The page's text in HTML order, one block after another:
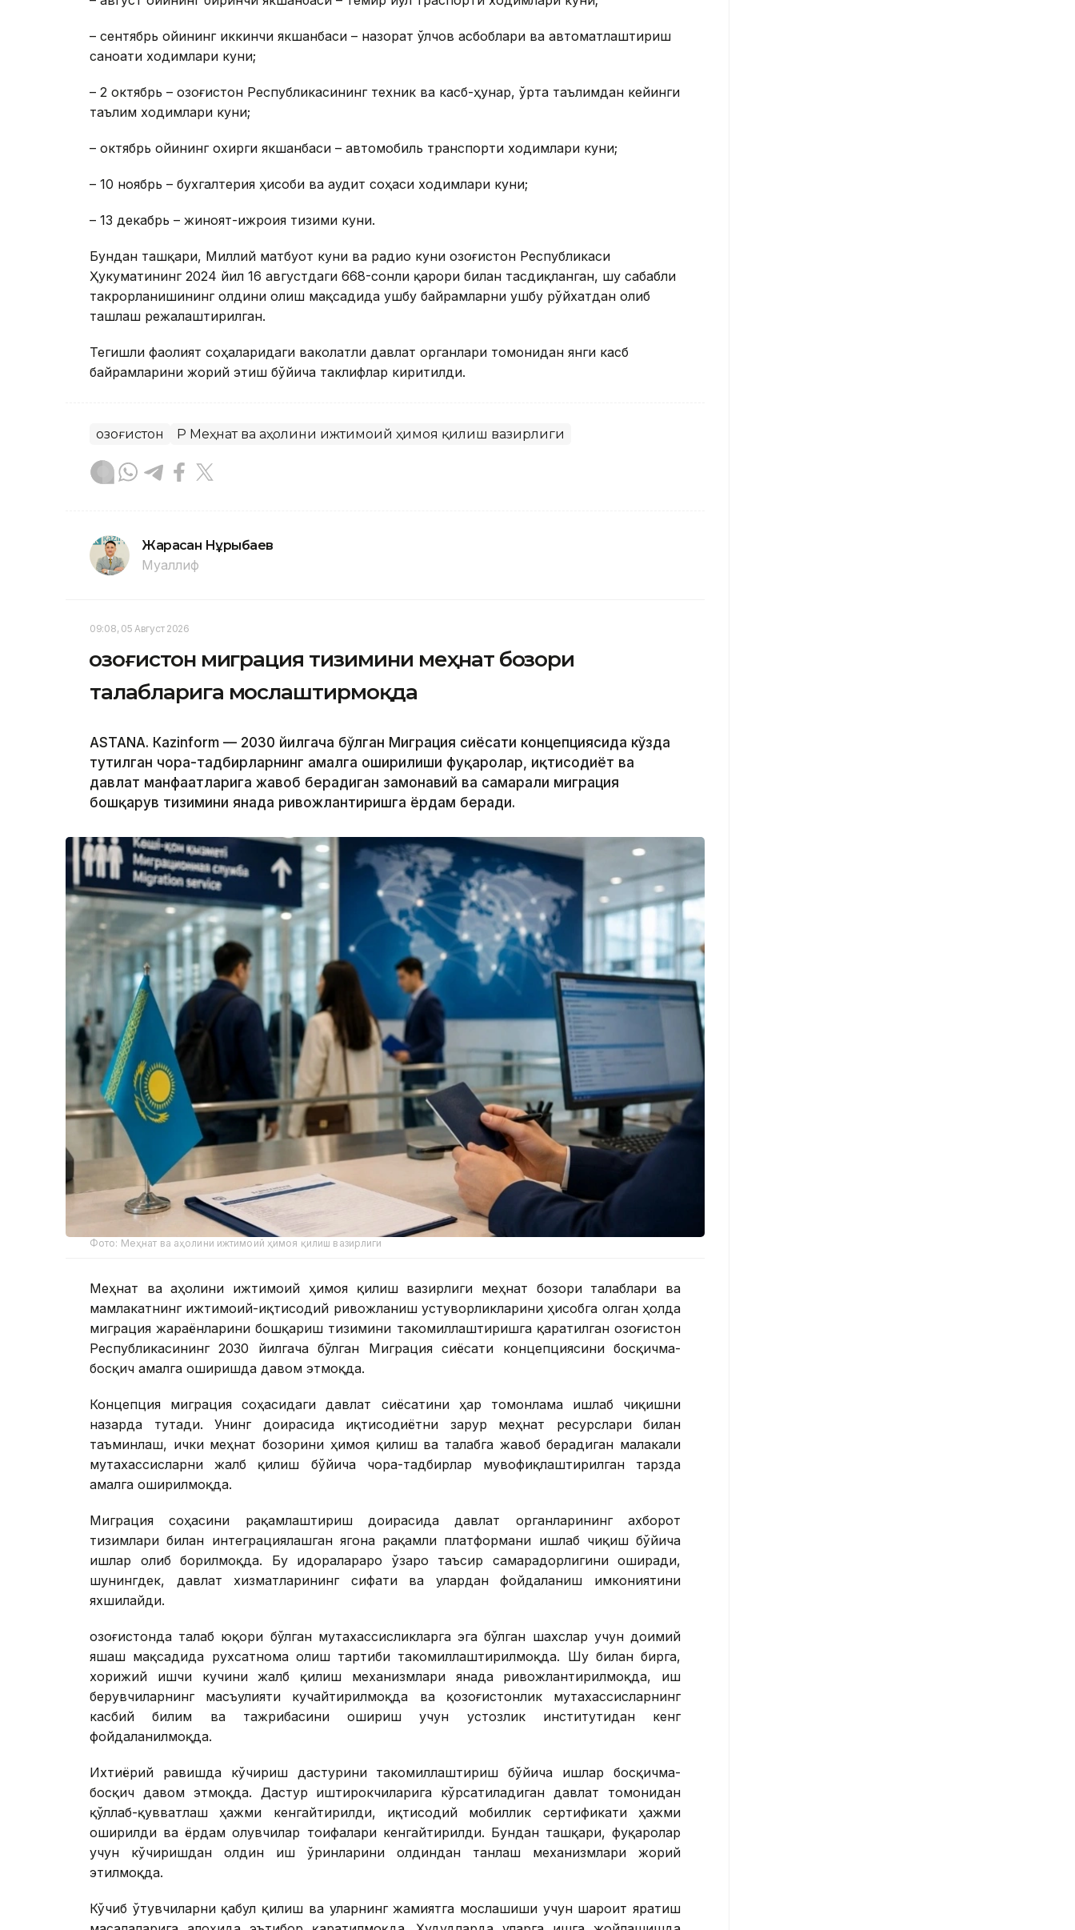
– сентябрь ойининг иккинчи якшанбаси – назорат ўлчов асбоблари ва автоматлаштириш
саноати ходимлари куни;
– 2 октябрь – Қозоғистон Республикасининг техник ва касб-ҳунар, ўрта таълимдан кейинги
таълим ходимлари куни;
– октябрь ойининг охирги якшанбаси – автомобиль транспорти ходимлари куни;
– 10 ноябрь – бухгалтерия ҳисоби ва аудит соҳаси ходимлари куни;
– 13 декабрь – жиноят-ижроия тизими куни.
Бундан ташқари, Миллий матбуот куни ва радио куни Қозоғистон Республикаси
Ҳукуматининг 2024 йил 16 августдаги 668-сонли қарори билан тасдиқланган, шу сабабли
такрорланишининг олдини олиш мақсадида ушбу байрамларни ушбу рўйхатдан олиб
ташлаш режалаштирилган.
Тегишли фаолият соҳаларидаги ваколатли давлат органлари томонидан янги касб
байрамларини жорий этиш бўйича таклифлар киритилди.
Қозоғистон ҚР Меҳнат ва аҳолини ижтимоий ҳимоя қилиш вазирлиги
Жарасқан Нұрыбаев
Муаллиф
09:08, 05 Август 2026
Қозоғистон миграция тизимини меҳнат бозори
талабларига мослаштирмоқда
ASTANА. Кazinform — 2030 йилгача бўлган Миграция сиёсати концепциясида кўзда
тутилган чора-тадбирларнинг амалга оширилиши фуқаролар, иқтисодиёт ва
давлат манфаатларига жавоб берадиган замонавий ва самарали миграция
бошқарув тизимини янада ривожлантиришга ёрдам беради.
Фото: Меҳнат ва аҳолини ижтимоий ҳимоя қилиш вазирлиги
Меҳнат ва аҳолини ижтимоий ҳимоя қилиш вазирлиги меҳнат бозори талаблари ва
мамлакатнинг ижтимоий-иқтисодий ривожланиш устуворликларини ҳисобга олган ҳолда
миграция жараёнларини бошқариш тизимини такомиллаштиришга қаратилган Қозоғистон
Республикасининг 2030 йилгача бўлган Миграция сиёсати концепциясини босқичма-
босқич амалга оширишда давом этмоқда.
Концепция миграция соҳасидаги давлат сиёсатини ҳар томонлама ишлаб чиқишни
назарда тутади. Унинг доирасида иқтисодиётни зарур меҳнат ресурслари билан
таъминлаш, ички меҳнат бозорини ҳимоя қилиш ва талабга жавоб берадиган малакали
мутахассисларни жалб қилиш бўйича чора-тадбирлар мувофиқлаштирилган тарзда
амалга оширилмоқда.
Миграция соҳасини рақамлаштириш доирасида давлат органларининг ахборот
тизимлари билан интеграциялашган ягона рақамли платформани ишлаб чиқиш бўйича
ишлар олиб борилмоқда. Бу идоралараро ўзаро таъсир самарадорлигини оширади,
шунингдек, давлат хизматларининг сифати ва улардан фойдаланиш имкониятини
яхшилайди.
Қозоғистонда талаб юқори бўлган мутахассисликларга эга бўлган шахслар учун доимий
яшаш мақсадида рухсатнома олиш тартиби такомиллаштирилмоқда. Шу билан бирга,
хорижий ишчи кучини жалб қилиш механизмлари янада ривожлантирилмоқда, иш
берувчиларнинг масъулияти кучайтирилмоқда ва қозоғистонлик мутахассисларнинг
касбий билим ва тажрибасини ошириш учун устозлик институтидан кенг
фойдаланилмоқда.
Ихтиёрий равишда кўчириш дастурини такомиллаштириш бўйича ишлар босқичма-
босқич давом этмоқда. Дастур иштирокчиларига кўрсатиладиган давлат томонидан
қўллаб-қувватлаш ҳажми кенгайтирилди, иқтисодий мобиллик сертификати ҳажми
оширилди ва ёрдам олувчилар тоифалари кенгайтирилди. Бундан ташқари, фуқаролар
учун кўчиришдан олдин иш ўринларини олдиндан танлаш механизмлари жорий
этилмоқда.
Кўчиб ўтувчиларни қабул қилиш ва уларнинг жамиятга мослашиши учун шароит яратиш